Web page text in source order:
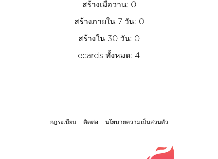
สร้างเมื่อวาน: 0
สร้างภายใน 7 วัน: 0
สร้างใน 30 วัน: 0
ecards ทั้งหมด: 4
กฎระเบียบ ติดต่อ นโยบายความเป็นส่วนตัว